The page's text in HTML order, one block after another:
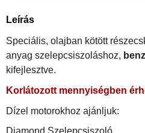
Leírás
Speciális, olajban kötött
anyag szelepcsiszoláshoz,
kifejlesztve.
Korlátozott mennyiségben
Dízel motorokhoz ajánljuk: